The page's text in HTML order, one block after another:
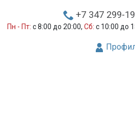
+7 347 299-
Пн - Пт: с 8:00 до 20:00, Сб: с 10:00 до